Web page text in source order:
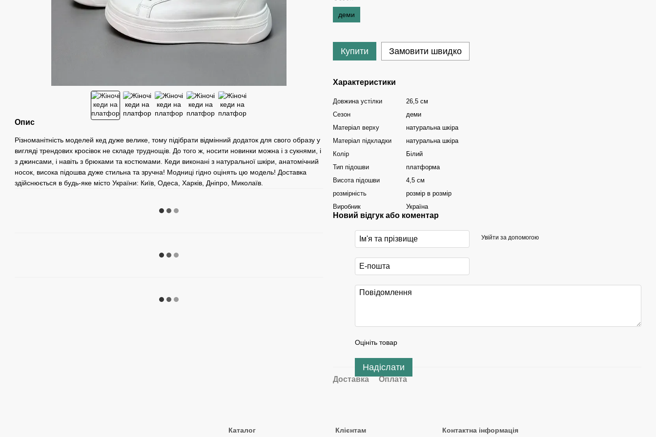
Опис
Різноманітність моделей кед дуже велике, тому підібрати відмінний додаток для свого образу у
вигляді трендових кросівок не складе труднощів. До того ж, носити новинки можна і з сукнями, і
з джинсами, і навіть з брюками та костюмами. Кеди виконані з натуральної шкіри, анатомічний
носок, висока підошва дуже стильна та зручна! Модниці гідно оцінять цю модель! Доставка
здійснюється в будь-яке місто України: Київ, Одеса, Харків, Дніпро, Миколаїв.
деми
Купити Замовити швидко
Характеристики
Довжина устілки
26,5 см
Сезон
деми
Матеріал верху
натуральна шкіра
Матеріал підкладки
натуральна шкіра
Колір
Білий
Тип підошви
платформа
Висота підошви
4,5 см
розмірність
розмір в розмір
Виробник
Україна
Новий відгук або коментар
Увійти за допомогою
Оцініть товар
Надіслати
Доставка Оплата
Каталог Клієнтам Контактна інформація